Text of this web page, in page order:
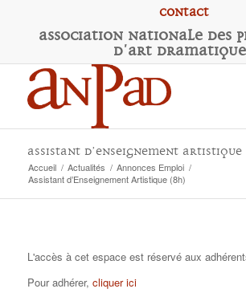
Contact
Association Nationale des P
d'Art Dramatique
Assistant d’Enseignement
Accueil / Actualités / Annonces Emploi /
Assistant d’Enseignement Artistique (8h)
L'accès à cet espace est réservé aux
Pour adhérer, cliquer ici